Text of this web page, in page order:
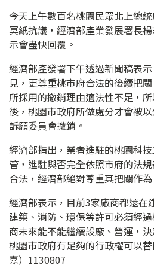
今天上午數百名桃園民眾北上總
冥紙抗議，經濟部產業發展署長
示會盡快回覆。
經濟部產發署下午透過新聞稿表
見，更尊重桃市府合法的後續把
所採用的撤銷理由適法性不足，
後，桃園市政府所做處分才會被
訴願委員會撤銷。
經濟部指出，業者進駐的桃園科
管，進駐與否完全依照市府的法
合法，經濟部絕對尊重其把關作為
經濟部表示，目前3家廠商都還在
建築、消防、環保等許可必須經
商未來能不能繼續設廠、營運，
桃園市政府有足夠的行政權可以
嘉）1130807